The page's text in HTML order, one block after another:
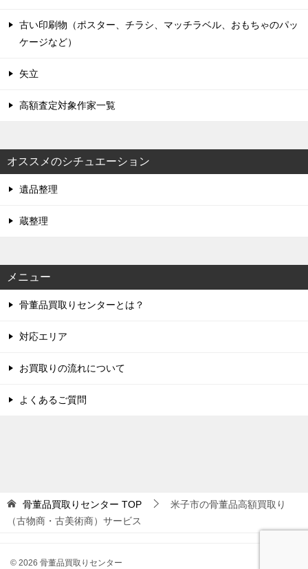
古い印刷物（ポスター、チラシ、マッチラベル、おもちゃのパッ
ケージなど）
矢立
高額査定対象作家一覧
オススメのシチュエーション
遺品整理
蔵整理
メニュー
骨董品買取りセンターとは？
対応エリア
お買取りの流れについて
よくあるご質問
骨董品買取りセンター TOP
米子市の骨董品高額買取り
（古物商・古美術商）サービス
© 2026 骨董品買取りセンター